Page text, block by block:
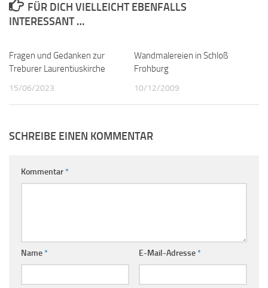
FÜR DICH VIELLEICHT EBENFALLS
INTERESSANT …
Fragen und Gedanken zur
Treburer Laurentiuskirche
15/06/2023
Wandmalereien in Schloß
Frohburg
10/12/2009
SCHREIBE EINEN KOMMENTAR
Kommentar*
Name* E-Mail-Adresse*